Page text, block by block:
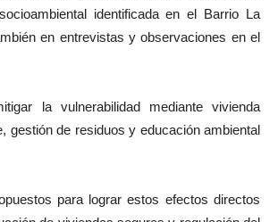
identificada en el Barrio La
en entrevistas y observaciones en el
la vulnerabilidad mediante vivienda
gestión de residuos y educación ambiental
para lograr estos efectos directos